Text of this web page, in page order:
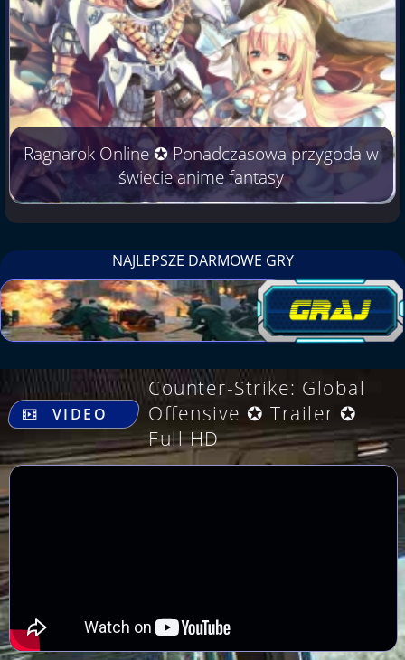
Ragnarok Online ✪ Ponadczasowa przygoda w
świecie anime fantasy
NAJLEPSZE DARMOWE GRY
.
VIDEO
Counter-Strike: Global
Offensive ✪ Trailer ✪
Full HD